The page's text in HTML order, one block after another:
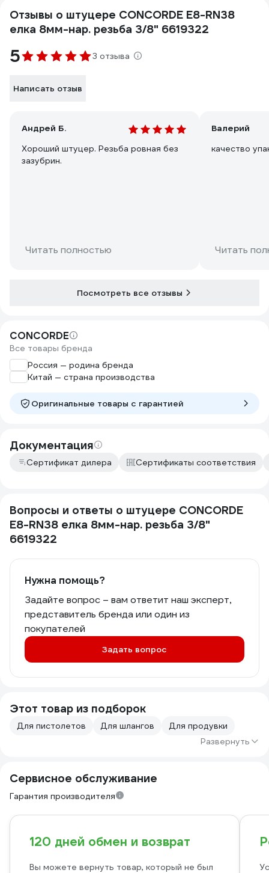
Отзывы о штуцере CONCORDE E8-RN38
елка 8мм-нар. резьба 3/8" 6619322
5 3 отзыва
Написать отзыв
Андрей Б.
Хороший штуцер. Резьба ровная без
зазубрин.
Читать полностью
Валерий
качество
Читать
Посмотреть все отзывы
CONCORDE
Все товары бренда
Россия — родина бренда
Китай — страна производства
Оригинальные товары c гарантией
Документация
Сертификат дилера Сертификаты соответствия
Вопросы и ответы о штуцере CONCORDE
E8-RN38 елка 8мм-нар. резьба 3/8"
6619322
Нужна помощь?
Задайте вопрос – вам ответит наш эксперт,
представитель бренда или один из
покупателей
Задать вопрос
Этот товар из подборок
Для пистолетов Для шлангов
Для продувки
Развернуть
Сервисное обслуживание
Гарантия производителя
120 дней обмен и возврат
Вы можете вернуть товар, который не был